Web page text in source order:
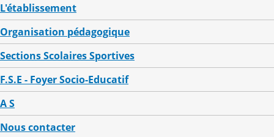
L'établissement
Organisation pédagogique
Sections Scolaires Sportives
F.S.E - Foyer Socio-Educatif
A S
Nous contacter